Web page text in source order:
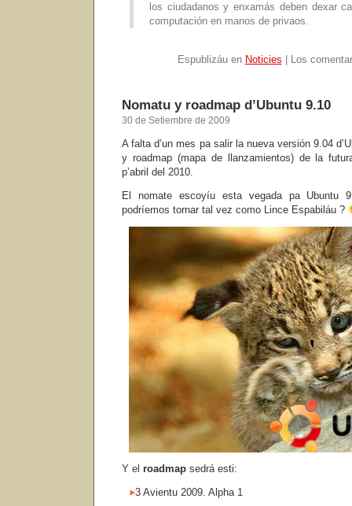
los ciudadanos y enxamás deben dexar
computación en manos de privaos.
Espublizáu en Noticies Los
Nomatu y roadmap d’Ubuntu 9.10
30 de Setiembre de 2009
A falta d’un mes pa salir la nueva versión 9.04
y roadmap (mapa de llanzamientos) de la
p’abril del 2010.
El nomate escoyíu esta vegada pa Ubuntu
podríemos tornar tal vez como Lince Espabiláu ?
Y el roadmap sedrá esti:
3 Avientu 2009. Alpha 1